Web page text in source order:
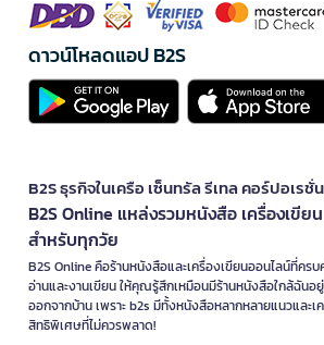
ดาวน์โหลดแอป B2S
B2S ธุรกิจในเครือ เซ็นทรัล รีเทล คอร์ปอเร
B2S Online แหล่งรวมหนังสือ เครื่องเขีย
สำหรับทุกวัย
B2S Online คือร้านหนังสือและเครื่องเขียนออนไลน์ที่คร
อ่านและงานเขียน ให้คุณรู้สึกเหมือนมีร้านหนังสือใกล้ฉันอ
ออกจากบ้าน เพราะ b2s มีทั้งหนังสือหลากหลายแนวแล
สิทธิพิเศษที่ไม่ควรพลาด!